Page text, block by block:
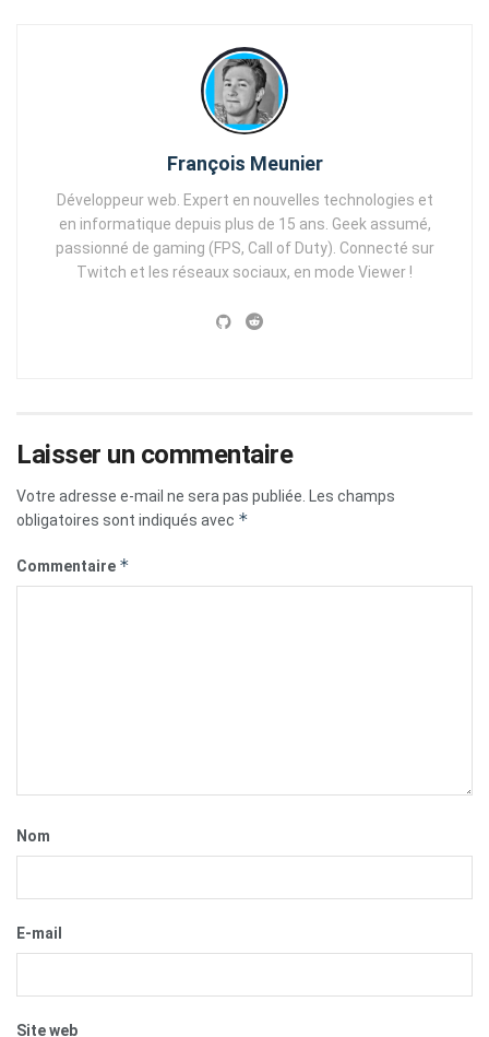
François Meunier
Développeur web. Expert en nouvelles technologies et
en informatique depuis plus de 15 ans. Geek assumé,
passionné de gaming (FPS, Call of Duty). Connecté sur
Twitch et les réseaux sociaux, en mode Viewer !
Laisser un commentaire
Votre adresse e-mail ne sera pas publiée.
Les champs
obligatoires sont indiqués avec *
Commentaire *
Nom
E-mail
Site web